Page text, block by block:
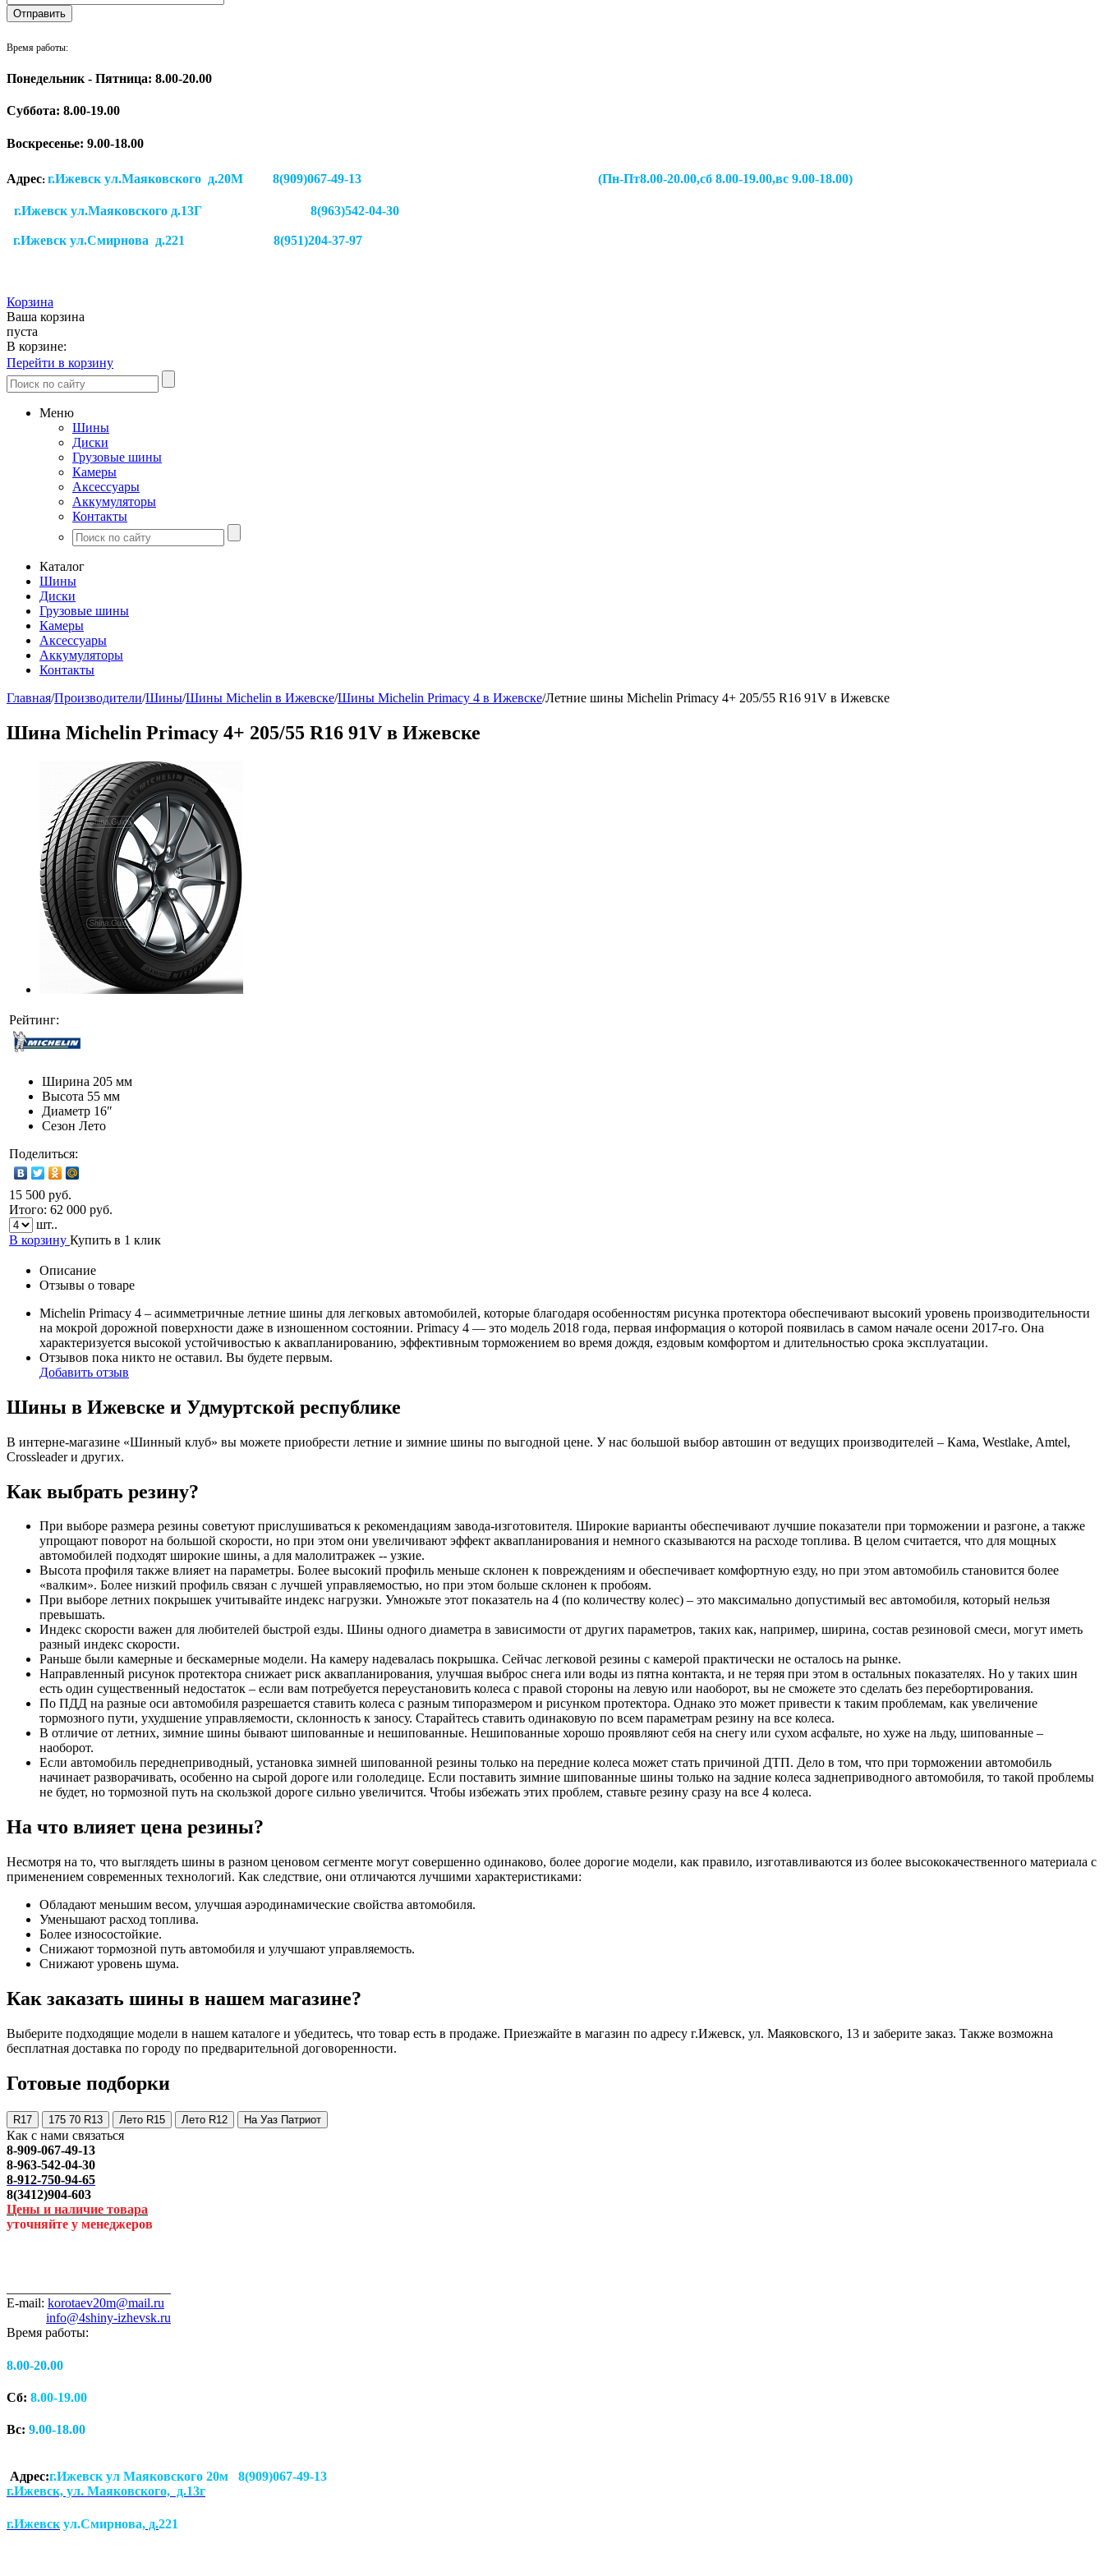
Время работы:
Понедельник - Пятница: 8.00-20.00
Суббота: 8.00-19.00
Воскресенье: 9.00-18.00
Адрес: г.Ижевск ул.Маяковского д.20М 8(909)067-49-13 (Пн-Пт8.00-20.00,сб 8.00-19.00,вс 9.00-18.00)
г.Ижевск ул.Маяковского д.13Г 8(963)542-04-30
г.Ижевск ул.Смирнова д.221 8(951)204-37-97
Корзина
Ваша корзина
пуста
В корзине:
Перейти в корзину
Меню
Шины
Диски
Грузовые шины
Камеры
Аксессуары
Аккумуляторы
Контакты
Каталог
Шины
Диски
Грузовые шины
Камеры
Аксессуары
Аккумуляторы
Контакты
Главная/Производители/Шины/Шины Michelin в Ижевске/Шины Michelin Primacy 4 в Ижевске/Летние шины Michelin Primacy 4+ 205/55 R16 91V в Ижевске
Шина Michelin Primacy 4+ 205/55 R16 91V в Ижевске
Рейтинг:
Ширина 205 мм
Высота 55 мм
Диаметр 16″
Сезон Лето
Поделиться:
15 500 руб.
Итого: 62 000 руб.
шт..
В корзину Купить в 1 клик
Описание
Отзывы о товаре
Michelin Primacy 4 – асимметричные летние шины для легковых автомобилей, которые благодаря особенностям рисунка протектора обеспечивают высокий уровень производительности
на мокрой дорожной поверхности даже в изношенном состоянии. Primacy 4 — это модель 2018 года, первая информация о которой появилась в самом начале осени 2017-го. Она
характеризуется высокой устойчивостью к аквапланированию, эффективным торможением во время дождя, ездовым комфортом и длительностью срока эксплуатации.
Отзывов пока никто не оставил. Вы будете первым.
Добавить отзыв
Шины в Ижевске и Удмуртской республике
В интерне-магазине «Шинный клуб» вы можете приобрести летние и зимние шины по выгодной цене. У нас большой выбор автошин от ведущих производителей – Кама, Westlake, Amtel,
Crossleader и других.
Как выбрать резину?
При выборе размера резины советуют прислушиваться к рекомендациям завода-изготовителя. Широкие варианты обеспечивают лучшие показатели при торможении и разгоне, а также
упрощают поворот на большой скорости, но при этом они увеличивают эффект аквапланирования и немного сказываются на расходе топлива. В целом считается, что для мощных
автомобилей подходят широкие шины, а для малолитражек -- узкие.
Высота профиля также влияет на параметры. Более высокий профиль меньше склонен к повреждениям и обеспечивает комфортную езду, но при этом автомобиль становится более
«валким». Более низкий профиль связан с лучшей управляемостью, но при этом больше склонен к пробоям.
При выборе летних покрышек учитывайте индекс нагрузки. Умножьте этот показатель на 4 (по количеству колес) – это максимально допустимый вес автомобиля, который нельзя
превышать.
Индекс скорости важен для любителей быстрой езды. Шины одного диаметра в зависимости от других параметров, таких как, например, ширина, состав резиновой смеси, могут иметь
разный индекс скорости.
Раньше были камерные и бескамерные модели. На камеру надевалась покрышка. Сейчас легковой резины с камерой практически не осталось на рынке.
Направленный рисунок протектора снижает риск аквапланирования, улучшая выброс снега или воды из пятна контакта, и не теряя при этом в остальных показателях. Но у таких шин
есть один существенный недостаток – если вам потребуется переустановить колеса с правой стороны на левую или наоборот, вы не сможете это сделать без перебортирования.
По ПДД на разные оси автомобиля разрешается ставить колеса с разным типоразмером и рисунком протектора. Однако это может привести к таким проблемам, как увеличение
тормозного пути, ухудшение управляемости, склонность к заносу. Старайтесь ставить одинаковую по всем параметрам резину на все колеса.
В отличие от летних, зимние шины бывают шипованные и нешипованные. Нешипованные хорошо проявляют себя на снегу или сухом асфальте, но хуже на льду, шипованные –
наоборот.
Если автомобиль переднеприводный, установка зимней шипованной резины только на передние колеса может стать причиной ДТП. Дело в том, что при торможении автомобиль
начинает разворачивать, особенно на сырой дороге или гололедице. Если поставить зимние шипованные шины только на задние колеса заднеприводного автомобиля, то такой проблемы
не будет, но тормозной путь на скользкой дороге сильно увеличится. Чтобы избежать этих проблем, ставьте резину сразу на все 4 колеса.
На что влияет цена резины?
Несмотря на то, что выглядеть шины в разном ценовом сегменте могут совершенно одинаково, более дорогие модели, как правило, изготавливаются из более высококачественного материала с
применением современных технологий. Как следствие, они отличаются лучшими характеристиками:
Обладают меньшим весом, улучшая аэродинамические свойства автомобиля.
Уменьшают расход топлива.
Более износостойкие.
Снижают тормозной путь автомобиля и улучшают управляемость.
Снижают уровень шума.
Как заказать шины в нашем магазине?
Выберите подходящие модели в нашем каталоге и убедитесь, что товар есть в продаже. Приезжайте в магазин по адресу г.Ижевск, ул. Маяковского, 13 и заберите заказ. Также возможна
бесплатная доставка по городу по предварительной договоренности.
Готовые подборки
R17 175 70 R13 Лето R15 Лето R12 На Уаз Патриот
Как с нами связаться
8-909-067-49-13
8-963-542-04-30
8-912-750-94-65
8(3412)904-603
Цены и наличие товара
уточняйте у менеджеров
E-mail: korotaev20m@mail.ru
info@4shiny-izhevsk.ru
Время работы:
8.00-20.00
Сб: 8.00-19.00
Вс: 9.00-18.00
Адрес:г.Ижевск ул Маяковского 20м 8(909)067-49-13
г.Ижевск, ул. Маяковского, д.13г
г.Ижевск ул.Смирнова, д.221